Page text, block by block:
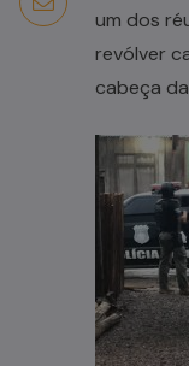
um dos
revólver
cabeça